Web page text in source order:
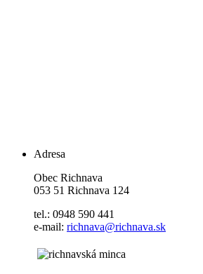
Adresa
Obec Richnava
053 51 Richnava 124
tel.: 0948 590 441
e-mail: richnava@richnava.sk